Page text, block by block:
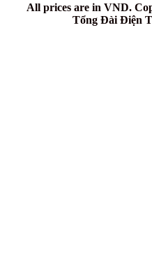
All prices are in VND.
Tổng Đài Điện